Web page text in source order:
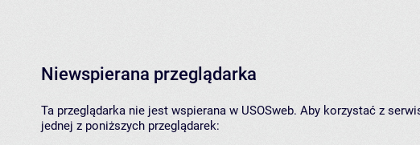
Niewspierana przeglądarka
Ta przeglądarka nie jest wspierana w USOSweb. Aby korzystać z
jednej z poniższych przeglądarek: